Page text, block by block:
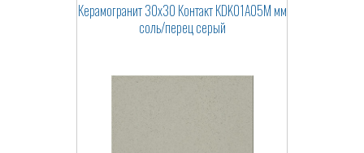
Керамогранит 30x30 Контакт КDK01A05M мм
соль/перец серый